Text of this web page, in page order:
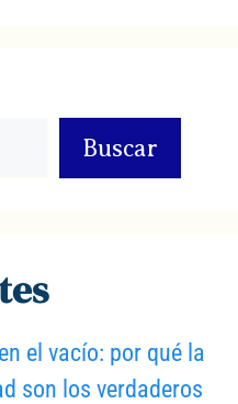
Buscar
el vacío: por qué la
son los verdaderos